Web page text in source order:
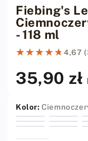
oknie
modalnym
Fiebing's
- 118 ml
★★★★★
★★★★★4,67
Cena
regularna
35,90 zł
Kolor: